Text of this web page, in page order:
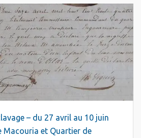
– du 27 avril au 10 juin
Macouria et Quartier de